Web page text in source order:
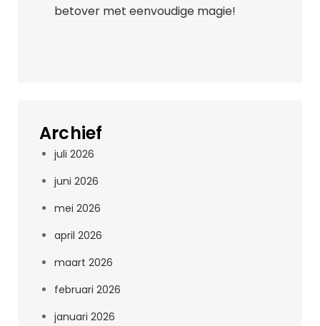
betover met eenvoudige magie!
Archief
juli 2026
juni 2026
mei 2026
april 2026
maart 2026
februari 2026
januari 2026